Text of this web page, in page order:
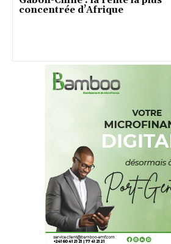
concentrée d’Afrique